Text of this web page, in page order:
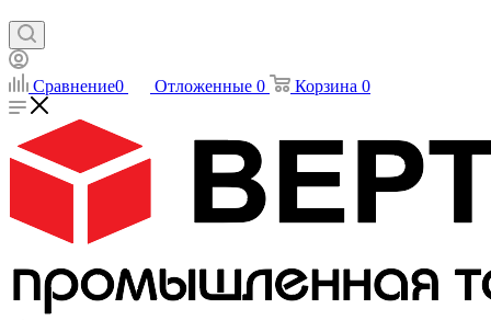
Сравнение0 Отложенные 0 Корзина 0